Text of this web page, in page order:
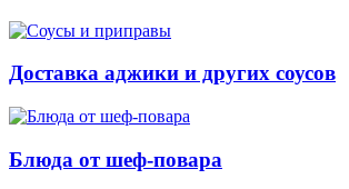
Доставка аджики и других соусов
Блюда от шеф-повара